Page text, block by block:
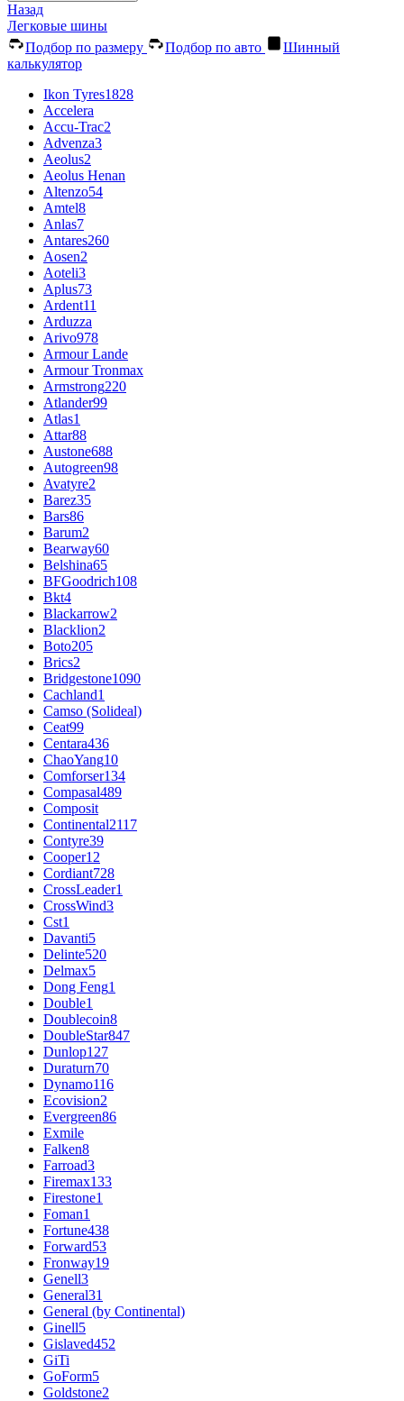
Назад
Легковые шины
Подбор по размеру
Подбор по авто
Шинный
калькулятор
Ikon Tyres1828
Accelera
Accu-Trac2
Advenza3
Aeolus2
Aeolus Henan
Altenzo54
Amtel8
Anlas7
Antares260
Aosen2
Aoteli3
Aplus73
Ardent11
Arduzza
Arivo978
Armour Lande
Armour Tronmax
Armstrong220
Atlander99
Atlas1
Attar88
Austone688
Autogreen98
Avatyre2
Barez35
Bars86
Barum2
Bearway60
Belshina65
BFGoodrich108
Bkt4
Blackarrow2
Blacklion2
Boto205
Brics2
Bridgestone1090
Cachland1
Camso (Solideal)
Ceat99
Centara436
ChaoYang10
Comforser134
Compasal489
Composit
Continental2117
Contyre39
Cooper12
Cordiant728
CrossLeader1
CrossWind3
Cst1
Davanti5
Delinte520
Delmax5
Dong Feng1
Double1
Doublecoin8
DoubleStar847
Dunlop127
Duraturn70
Dynamo116
Ecovision2
Evergreen86
Exmile
Falken8
Farroad3
Firemax133
Firestone1
Foman1
Fortune438
Forward53
Fronway19
Genell3
General31
General (by Continental)
Ginell5
Gislaved452
GiTi
GoForm5
Goldstone2